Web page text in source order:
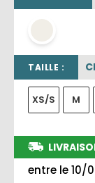
TAILLE :
XS/S M
entre le 10/